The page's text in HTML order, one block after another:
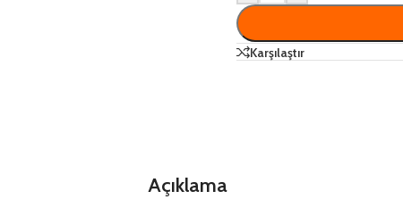
Karşılaştır
Açıklama